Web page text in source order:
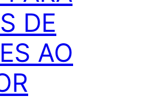
DE
AO